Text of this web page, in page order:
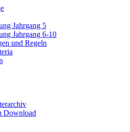
Jahrgang 5
Jahrgang 6-10
und Regeln
Download